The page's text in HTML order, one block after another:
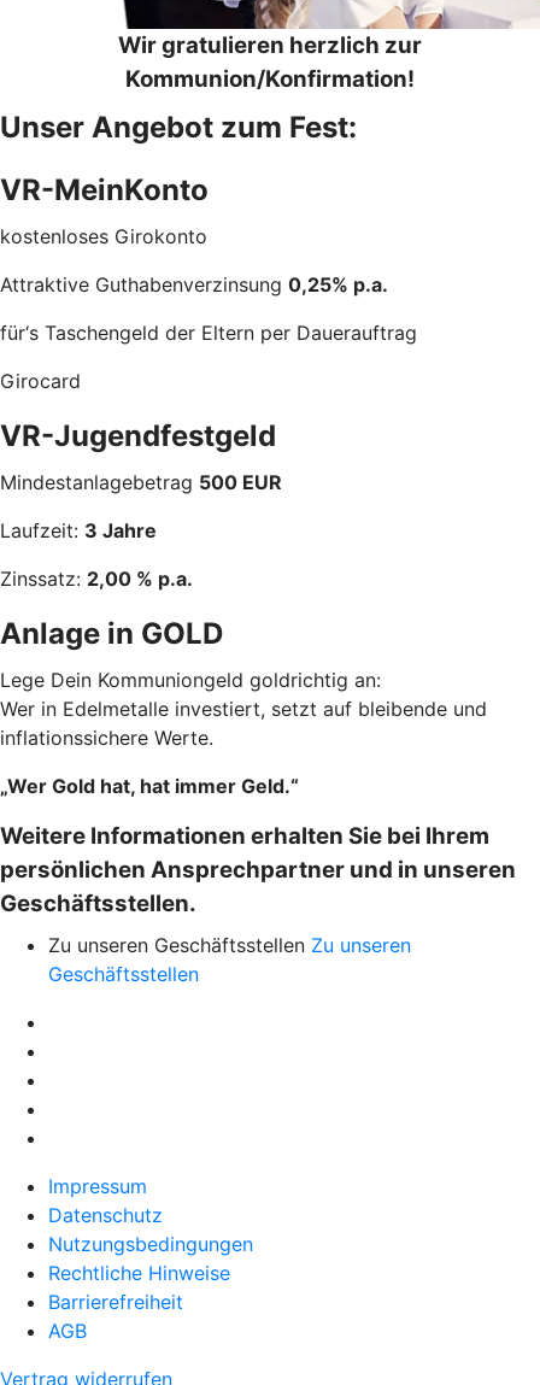
Wir gratulieren herzlich zur
Kommunion/Konfirmation!
Unser Angebot zum Fest:
VR-MeinKonto
kostenloses Girokonto
Attraktive Guthabenverzinsung 0,25% p.a.
für‘s Taschengeld der Eltern per Dauerauftrag
Girocard
VR-Jugendfestgeld
Mindestanlagebetrag 500 EUR
Laufzeit: 3 Jahre
Zinssatz: 2,00 % p.a.
Anlage in GOLD
Lege Dein Kommuniongeld goldrichtig an:
Wer in Edelmetalle investiert, setzt auf bleibende und
inflationssichere Werte.
„Wer Gold hat, hat immer Geld.“
Weitere Informationen erhalten Sie bei Ihrem
persönlichen Ansprechpartner und in unseren
Geschäftsstellen.
Zu unseren Geschäftsstellen Zu unseren
Geschäftsstellen
Impressum
Datenschutz
Nutzungsbedingungen
Rechtliche Hinweise
Barrierefreiheit
AGB
Vertrag widerrufen